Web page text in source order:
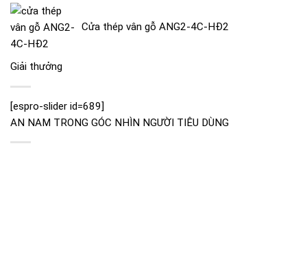
Cửa thép vân gỗ ANG2-4C-HĐ2
Giải thưởng
[espro-slider id=689]
AN NAM TRONG GÓC NHÌN NGƯỜI TIÊU DÙNG